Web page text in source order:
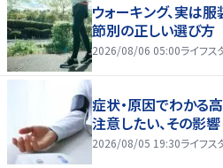
ウォーキング、実は
節別の正しい選び方
2026/08/06 05:00ライフス
症状・原因でわかる
注意したい、その影
2026/08/05 19:30ライフス